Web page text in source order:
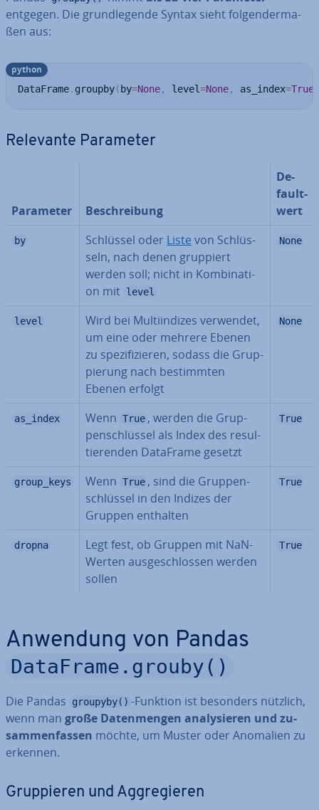
entgegen. Die grund­le­gen­de Syntax sieht fol­gen­der­ma­
ßen aus:
DataFrame. groupby( by=None, level=None, as_index=True
python
Relevante Parameter
Parameter Be­schrei­bung
De­
fault­
wert
by Schlüssel oder Liste von Schlüs­
seln, nach denen gruppiert
werden soll; nicht in Kom­bi­na­ti­
on mit level
None
level
Wird bei Mul­ti­in­di­zes verwendet,
um eine oder mehrere Ebenen
zu spe­zi­fi­zie­ren, sodass die Grup­
pie­rung nach be­stimm­ten
Ebenen erfolgt
None
as_index Wenn True , werden die Grup­
pen­schlüs­sel als Index des re­sul­
tie­ren­den DataFrame gesetzt
True
group_keys Wenn True , sind die Grup­pen­
schlüs­sel in den Indizes der
Gruppen enthalten
True
dropna
Legt fest, ob Gruppen mit NaN-
Werten aus­ge­schlos­sen werden
sollen
True
Anwendung von Pandas
DataFrame.grouby()
Die Pandas groupyby() -Funktion ist besonders nützlich,
wenn man große Da­ten­men­gen ana­ly­sie­ren und zu­
sam­men­fas­sen möchte, um Muster oder Anomalien zu
erkennen.
Grup­pie­ren und Agg­re­gie­ren